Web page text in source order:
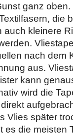
ganz
die
kleinere
nach dem
aus.
kann
wird die
Vlies später
es die meisten